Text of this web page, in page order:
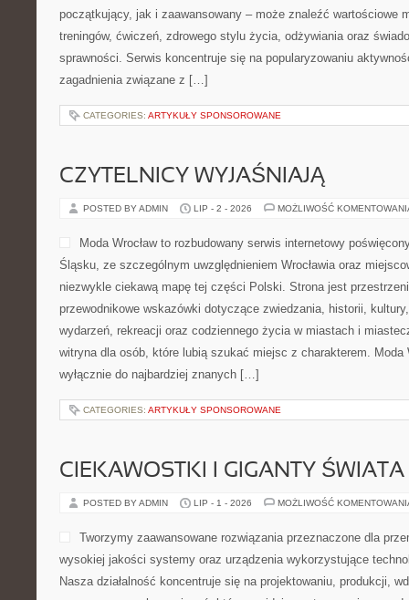
początkujący, jak i zaawansowany – może znaleźć wartościowe
treningów, ćwiczeń, zdrowego stylu życia, odżywiania oraz
sprawności. Serwis koncentruje się na popularyzowaniu
zagadnienia związane z […]
CATEGORIES: ARTYKUŁY SPONSOROWANE
CZYTELNICY WYJAŚNIAJĄ
POSTED BY ADMIN LIP - 2 - 2026 MOŻLIWOŚĆ
Moda Wrocław to rozbudowany serwis internetowy
Śląsku, ze szczególnym uwzględnieniem Wrocławia oraz
niezwykle ciekawą mapę tej części Polski. Strona jest
przewodnikowe wskazówki dotyczące zwiedzania, historii,
wydarzeń, rekreacji oraz codziennego życia w miastach i
witryna dla osób, które lubią szukać miejsc z charakterem. Moda
wyłącznie do najbardziej znanych […]
CATEGORIES: ARTYKUŁY SPONSOROWANE
CIEKAWOSTKI I GIGANTY ŚWIATA
POSTED BY ADMIN LIP - 1 - 2026 MOŻLIWOŚĆ
Tworzymy zaawansowane rozwiązania przeznaczone dla
wysokiej jakości systemy oraz urządzenia wykorzystujące
Nasza działalność koncentruje się na projektowaniu, produkcji,